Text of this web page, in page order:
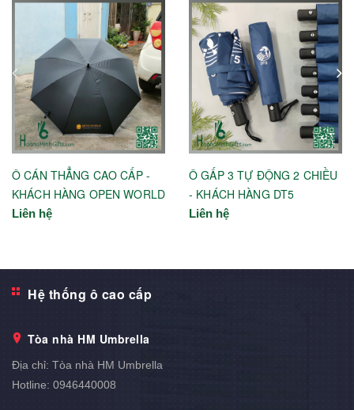
Ô CÁN THẲNG CAO CẤP -
KHÁCH HÀNG OPEN WORLD
Liên hệ
Ô GẤP 3 TỰ ĐỘNG 2 CHIỀU
- KHÁCH HÀNG DT5
Liên hệ
Hệ thống ô cao cấp
Tòa nhà HM Umbrella
Địa chỉ: Tòa nhà HM Umbrella
Hotline: 0946440008